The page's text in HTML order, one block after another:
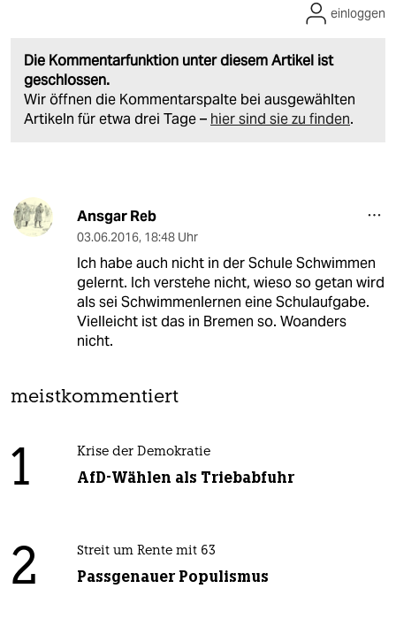
Die Kommentarfunktion unter diesem Artikel ist
geschlossen.
Wir öffnen die Kommentarspalte bei ausgewählten
Artikeln für etwa drei Tage – hier sind sie zu finden.
einloggen
Ansgar Reb
03.06.2016, 18:48 Uhr
Ich habe auch nicht in der Schule Schwimmen
gelernt. Ich verstehe nicht, wieso so getan wird
als sei Schwimmenlernen eine Schulaufgabe.
Vielleicht ist das in Bremen so. Woanders
nicht.
meistkommentiert
1 Krise der Demokratie
AfD-Wählen als Triebabfuhr
2 Streit um Rente mit 63
Passgenauer Populismus